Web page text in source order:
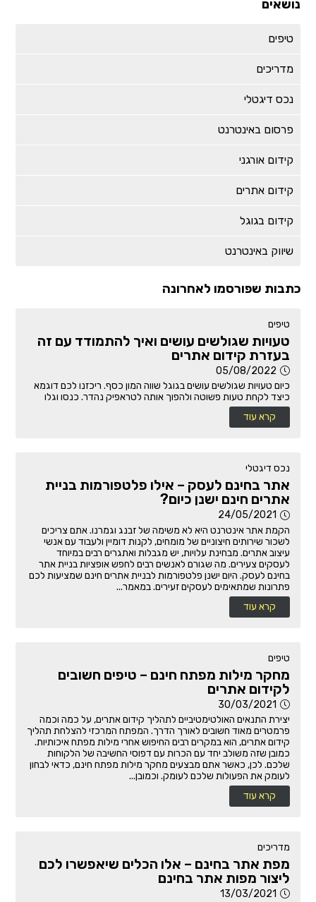
נושאים
טיפים
מדריכים
נכס דיגטלי
פרסום באינטרנט
קידום אורגני
קידום אתרים
קידום בגוגל
שיווק באינטרנט
כתבות שפורסמו לאחרונה
טיפים
טעויות שגולשים עושים ואיך להתמודד עם זה
בעזרת קידום אתרים
05/08/2022
כיום טעויות שגולשים עושים בגוגל שווה המון כסף. ריכזנו לכם דוגמא
כיצד לקחת טעות פשוטה ולהפוך אותה לטראפיק נהדר. כנסו וגלו
קרא עוד
נכס דיגטלי
אתר בחינם לעסק – אילו פלטפורמות בניית
אתרים חינם ישנן כיום?
24/05/2021
הקמת אתר אינטרנט היא לא משימה של זבנג וגמרנו. אתם צריכים
לשכור שירותים חיצוניים של מומחים, לקנות דומיין ולעבוד עם אנשי
עיצוב אתרים. מבחינת עלויות, יש מגבלות ואתגרים רבים במיוחד
לעסקים צעירים. מה שגורם לאנשים רבים לחפש אופציות בניית אתר
בחינם לעסק. היום ישנן פלטפורמות לבניית אתרים חינם שמציעות לכם
פתרונות שמתאימים לעסקים זעירים. במאמר...
קרא עוד
טיפים
מחקר מילות מפתח חינם – טיפים חשובים
לקידום אתרים
30/03/2021
יצירת התנאים האולטימטיביים לתהליך קידום אתרים, על כמה וכמה
פרמטרים מאוד חשובים לאורך הדרך. המפתח המרכזי להצלחת תהליך
קידום אתרים, הוא במקרים רבים החיפוש אחרי מילות מפתח איכותיות.
כמובן שזה משולב יחד עם הכרות עם דפוסי החשיבה של הלקוחות
שלכם. לכן, כאשר אתם מבצעים מחקר מילות מפתח חינם, כדאי לבחון
לעומק את הפעולות שלכם לעומק. וכמובן...
קרא עוד
מדריכים
מפת אתר בחינם – אלו הכלים שיאפשרו לכם
ליצור מפות אתר בחינם
13/03/2021